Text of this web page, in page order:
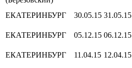
ЕКАТЕРИНБУРГ 30.05.15 31.05.15
ЕКАТЕРИНБУРГ 05.12.15 06.12.15
ЕКАТЕРИНБУРГ 11.04.15 12.04.15